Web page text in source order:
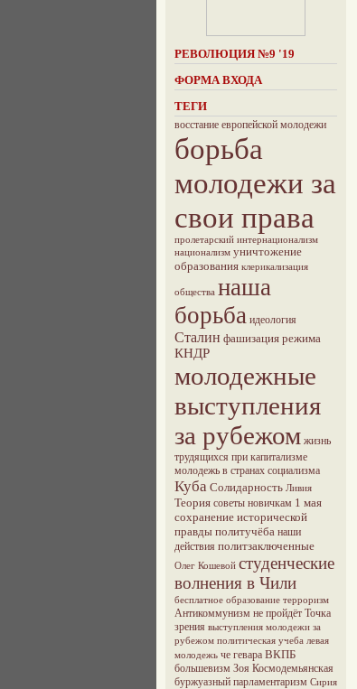
РЕВОЛЮЦИЯ №9 '19
ФОРМА ВХОДА
ТЕГИ
восстание европейской молодежи
борьба
молодежи за
свои права
пролетарский интернационализм
национализм уничтожение
образования клерикализация
общества наша
борьба идеология
Сталин фашизация режима
КНДР
молодежные
выступления
за рубежом жизнь
трудящихся при капитализме
молодежь в странах социализма
Куба Солидарность Ливия
Теория советы новичкам 1 мая
сохранение исторической
правды политучёба наши
действия политзаключенные
Олег Кошевой студенческие
волнения в Чили
бесплатное образование терроризм
Антикоммунизм не пройдёт Точка
зрения выступления молодежи за
рубежом политическая учеба левая
молодежь че гевара ВКПБ
большевизм Зоя Космодемьянская
буржуазный парламентаризм Сирия